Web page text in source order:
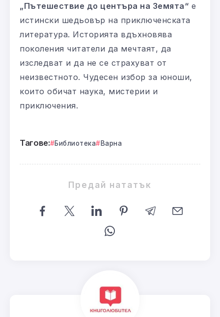
„Пътешествие до центъра на Земята“ е
истински шедьовър на приключенската
литература. Историята вдъхновява
поколения читатели да мечтаят, да
изследват и да не се страхуват от
неизвестното. Чудесен избор за юноши,
които обичат наука, мистерии и
приключения.
Тагове: Библиотека Варна
Предай нататък